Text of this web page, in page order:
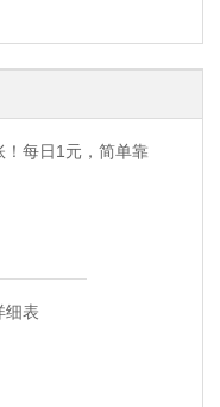
每日1元，简单靠
细表